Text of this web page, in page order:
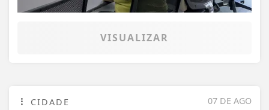
VISUALIZAR
07 DE AGO
CIDADE